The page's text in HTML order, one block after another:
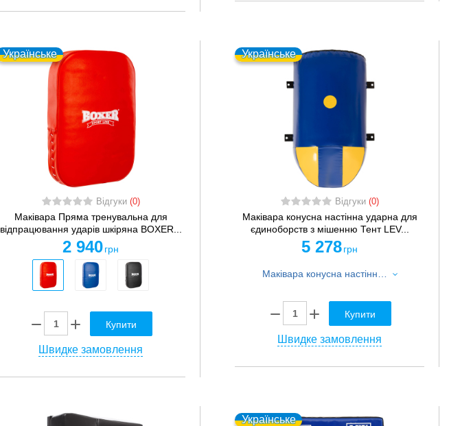
Українське
Відгуки (0)
Маківара Пряма тренувальна для
відпрацювання ударів шкіряна BOXER...
2 940 грн
Купити
Швидке замовлення
Українське
Відгуки (0)
Маківара конусна настінна ударна для
єдиноборств з мішенню Тент LEV...
5 278 грн
Маківара конусна настінна ударна для єдиноборств з мішенню Тент LEV LV-5368 40x50x22,5см 1шт синьо-жовтий
Купити
Швидке замовлення
Українське